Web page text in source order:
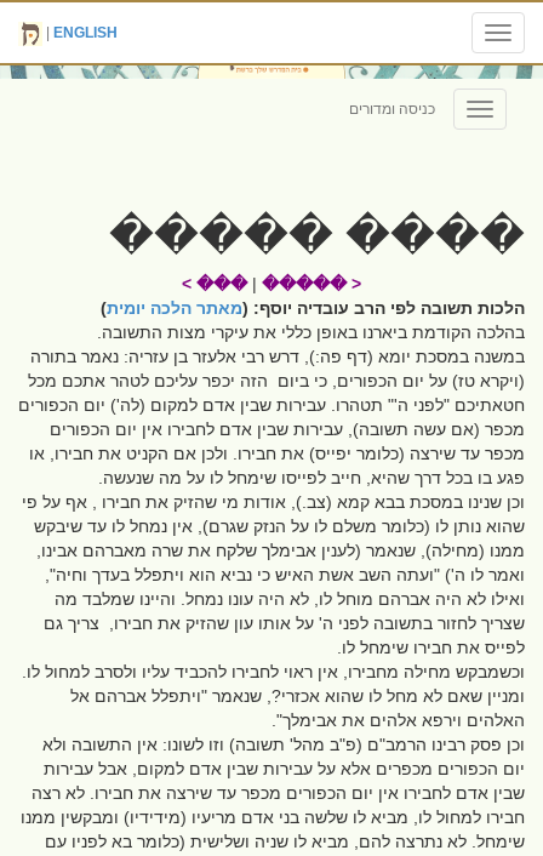
Toggle
navigation
ENGLISH
Toggle
navigation
כניסה ומדורים
���� �����
< �����
|
��� >
הלכות תשובה לפי הרב עובדיה יוסף: (מאתר הלכה יומית)
בהלכה הקודמת ביארנו באופן כללי את עיקרי מצות התשובה.
במשנה במסכת יומא (דף פה:), דרש רבי אלעזר בן עזריה: נאמר בתורה
(ויקרא טז) על יום הכפורים, כי ביום הזה יכפר עליכם לטהר אתכם מכל
חטאתיכם "לפני ה'" תטהרו. עבירות שבין אדם למקום (לה') יום הכפורים
מכפר (אם עשה תשובה), עבירות שבין אדם לחבירו אין יום הכפורים
מכפר עד שירצה (כלומר יפייס) את חבירו. ולכן אם הקניט את חבירו, או
פגע בו בכל דרך שהיא, חייב לפייסו שימחל לו על מה שנעשה.
וכן שנינו במסכת בבא קמא (צב.), אודות מי שהזיק את חבירו , אף על פי
שהוא נותן לו (כלומר משלם לו על הנזק שגרם), אין נמחל לו עד שיבקש
ממנו (מחילה), שנאמר (לענין אבימלך שלקח את שרה מאברהם אבינו,
ואמר לו ה') "ועתה השב אשת האיש כי נביא הוא ויתפלל בעדך וחיה",
ואילו לא היה אברהם מוחל לו, לא היה עונו נמחל. והיינו שמלבד מה
שצריך לחזור בתשובה לפני ה' על אותו עון שהזיק את חבירו, צריך גם
לפייס את חבירו שימחל לו.
וכשמבקש מחילה מחבירו, אין ראוי לחבירו להכביד עליו ולסרב למחול לו.
ומניין שאם לא מחל לו שהוא אכזרי?, שנאמר "ויתפלל אברהם אל
האלהים וירפא אלהים את אבימלך".
וכן פסק רבינו הרמב"ם (פ"ב מהל' תשובה) וזו לשונו: אין התשובה ולא
יום הכפורים מכפרים אלא על עבירות שבין אדם למקום, אבל עבירות
שבין אדם לחבירו אין יום הכפורים מכפר עד שירצה את חבירו. לא רצה
חבירו למחול לו, מביא לו שלשה בני אדם מריעיו (מידידיו) ומבקשין ממנו
שימחל. לא נתרצה להם, מביא לו שניה ושלישית (כלומר בא לפניו עם